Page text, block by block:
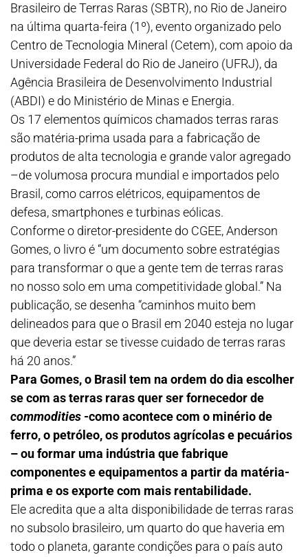
Brasileiro de Terras Raras (SBTR), no Rio de Janeiro
na última quarta-feira (1º), evento organizado pelo
Centro de Tecnologia Mineral (Cetem), com apoio da
Universidade Federal do Rio de Janeiro (UFRJ), da
Agência Brasileira de Desenvolvimento Industrial
(ABDI) e do Ministério de Minas e Energia.
Os 17 elementos químicos chamados terras raras
são matéria-prima usada para a fabricação de
produtos de alta tecnologia e grande valor agregado
–de volumosa procura mundial e importados pelo
Brasil, como carros elétricos, equipamentos de
defesa, smartphones e turbinas eólicas.
Conforme o diretor-presidente do CGEE, Anderson
Gomes, o livro é “um documento sobre estratégias
para transformar o que a gente tem de terras raras
no nosso solo em uma competitividade global.” Na
publicação, se desenha “caminhos muito bem
delineados para que o Brasil em 2040 esteja no lugar
que deveria estar se tivesse cuidado de terras raras
há 20 anos.”
Para Gomes, o Brasil tem na ordem do dia escolher
se com as terras raras quer ser fornecedor de
commodities -como acontece com o minério de
ferro, o petróleo, os produtos agrícolas e pecuários
– ou formar uma indústria que fabrique
componentes e equipamentos a partir da matéria-
prima e os exporte com mais rentabilidade.
Ele acredita que a alta disponibilidade de terras raras
no subsolo brasileiro, um quarto do que haveria em
todo o planeta, garante condições para o país auto